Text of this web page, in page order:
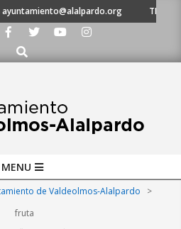
TE
Buscar
MENU
de Valdeolmos-Alalpardo
>
fruta